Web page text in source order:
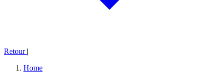
Retour |
Home